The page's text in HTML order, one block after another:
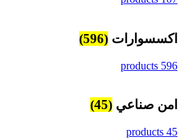
اكسسوارات (596)
596 products
امن صناعي (45)
45 products